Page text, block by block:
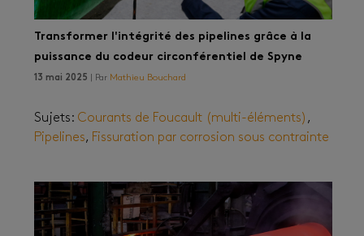
Transformer l'intégrité des pipelines grâce à la
puissance du codeur circonférentiel de Spyne
13 mai 2025 | Par Mathieu Bouchard
Sujets: Courants de Foucault (multi-éléments) ,
Pipelines, Fissuration par corrosion sous contrainte